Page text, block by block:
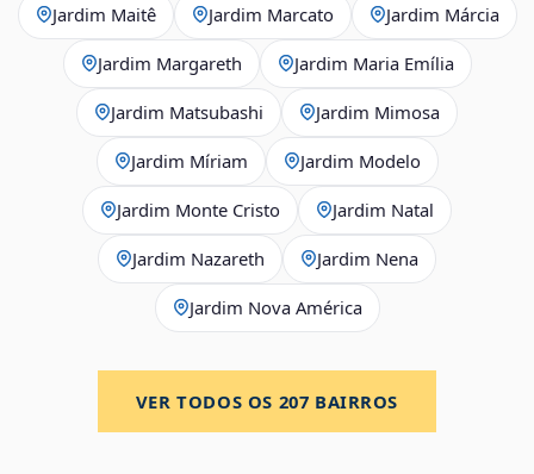
Jardim Maitê Jardim Marcato Jardim Márcia
Jardim Margareth Jardim Maria Emília
Jardim Matsubashi Jardim Mimosa
Jardim Míriam Jardim Modelo
Jardim Monte Cristo Jardim Natal
Jardim Nazareth Jardim Nena
Jardim Nova América
VER TODOS OS 207 BAIRROS